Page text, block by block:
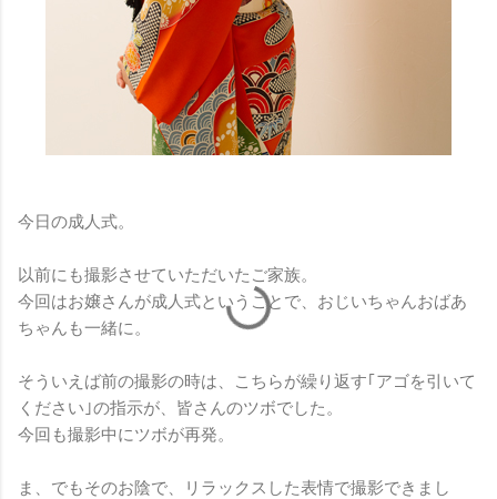
今日の成人式。
以前にも撮影させていただいたご家族。
今回はお嬢さんが成人式ということで、おじいちゃんおばあ
ちゃんも一緒に。
そういえば前の撮影の時は、こちらが繰り返す｢アゴを引いて
ください｣の指示が、皆さんのツボでした。
今回も撮影中にツボが再発。
ま、でもそのお陰で、リラックスした表情で撮影できまし